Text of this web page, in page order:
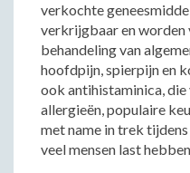
verkochte
verkrijgbaar en
behandeling van
hoofdpijn, spierpijn en
ook antihistaminica,
allergieën, populaire
met name in trek
veel mensen last